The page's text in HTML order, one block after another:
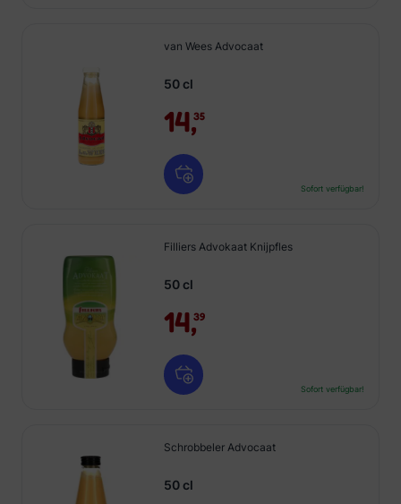
van Wees Advocaat
50 cl
14,35
Sofort verfügbar!
Filliers Advokaat Knijpfles
50 cl
14,39
Sofort verfügbar!
Schrobbeler Advocaat
50 cl